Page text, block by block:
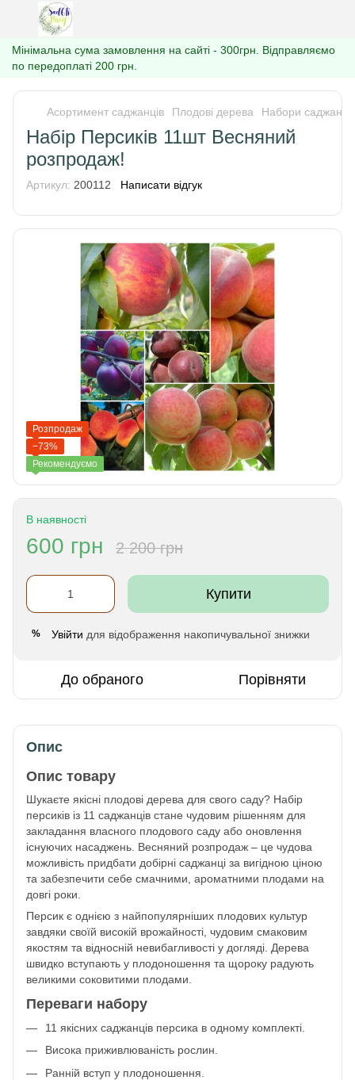
Мінімальна сума замовлення на сайті - 300грн. Відправляємо
по передоплаті 200 грн.
Асортимент саджанців Плодові дерева Набори
Набір Персиків 11шт Весняний
розпродаж!
Артикул: 200112 Написати відгук
Розпродаж
−73%
Рекомендуємо
В наявності
600 грн 2 200 грн
Купити
% Увійти для відображення накопичувальної знижки
До обраного Порівняти
Опис
Опис товару
Шукаєте якісні плодові дерева для свого саду? Набір
персиків із 11 саджанців стане чудовим рішенням для
закладання власного плодового саду або оновлення
існуючих насаджень. Весняний розпродаж – це чудова
можливість придбати добірні саджанці за вигідною ціною
та забезпечити себе смачними, ароматними плодами на
довгі роки.
Персик є однією з найпопулярніших плодових культур
завдяки своїй високій врожайності, чудовим смаковим
якостям та відносній невибагливості у догляді. Дерева
швидко вступають у плодоношення та щороку радують
великими соковитими плодами.
Переваги набору
11 якісних саджанців персика в одному комплекті.
Висока приживлюваність рослин.
Ранній вступ у плодоношення.